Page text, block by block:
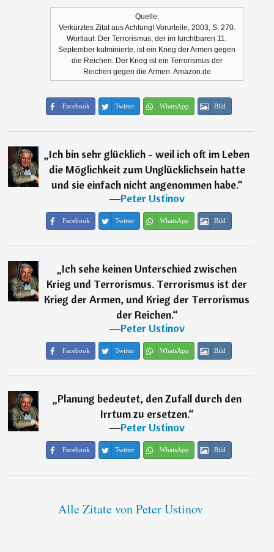
Quelle:
Verkürztes Zitat aus Achtung! Vorurteile, 2003, S. 270.
Wortlaut: Der Terrorismus, der im furchtbaren 11.
September kulminierte, ist ein Krieg der Armen gegen
die Reichen. Der Krieg ist ein Terrorismus der
Reichen gegen die Armen. Amazon.de
Facebook Twitter WhatsApp Bild
„Ich bin sehr glücklich - weil ich oft im Leben
die Möglichkeit zum Unglücklichsein hatte
und sie einfach nicht angenommen habe.“
―Peter Ustinov
Facebook Twitter WhatsApp Bild
„Ich sehe keinen Unterschied zwischen
Krieg und Terrorismus. Terrorismus ist der
Krieg der Armen, und Krieg der Terrorismus
der Reichen.“
―Peter Ustinov
Facebook Twitter WhatsApp Bild
„Planung bedeutet, den Zufall durch den
Irrtum zu ersetzen.“
―Peter Ustinov
Facebook Twitter WhatsApp Bild
Alle Zitate von Peter Ustinov